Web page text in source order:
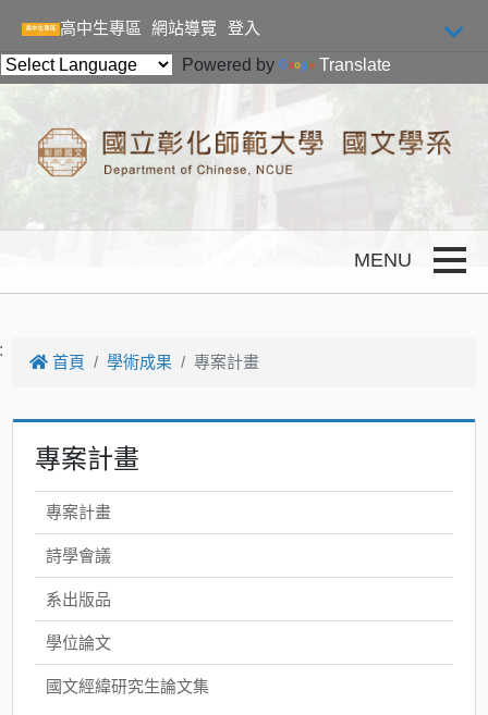
高中生專區
網站導覽
登入
Powered by
Translate
首頁 學術成果 專案計畫
專案計畫
專案計畫
詩學會議
系出版品
學位論文
國文經緯研究生論文集